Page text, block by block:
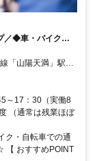
／◆車・バイク・
「平松」駅 （車／
イク 15分） ◆
～17：30（実働8
（通常は残業ほぼ
ク・自転車での通
【 おすすめPOINT